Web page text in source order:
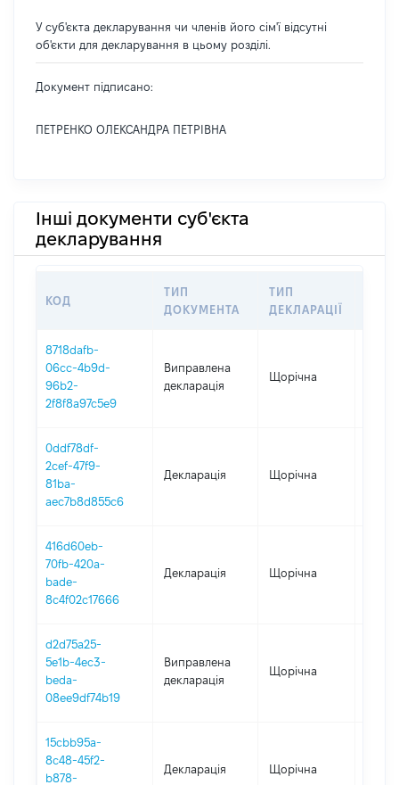
У суб'єкта декларування чи членів його сім'ї відсутні
об'єкти для декларування в цьому розділі.
Документ підписано:
ПЕТРЕНКО ОЛЕКСАНДРА ПЕТРІВНА
Інші документи суб'єкта
декларування
КОД
ТИП
ДОКУМЕНТА
ТИП
ДЕКЛАРАЦІЇ
8718dafb-
06cc-4b9d-
96b2-
2f8f8a97c5e9
Виправлена
декларація
Щорічна
0ddf78df-
2cef-47f9-
81ba-
aec7b8d855c6
Декларація Щорічна
416d60eb-
70fb-420a-
bade-
8c4f02c17666
Декларація Щорічна
d2d75a25-
5e1b-4ec3-
beda-
08ee9df74b19
Виправлена
декларація
Щорічна
15cbb95a-
8c48-45f2-
b878-
Декларація Щорічна